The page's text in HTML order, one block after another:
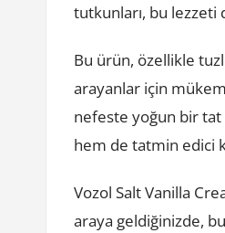
tutkunları, bu
Bu ürün, özellikle
arayanlar için
nefeste yoğun bir tat
hem de tatmin edici
Vozol Salt Vanilla
araya geldiğinizde,